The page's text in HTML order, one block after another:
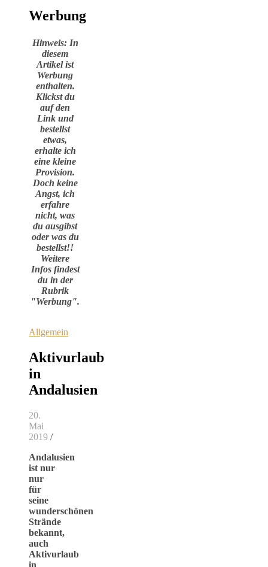
Werbung
Hinweis: In
diesem
Artikel ist
Werbung
enthalten.
Klickst du
auf den
Link und
bestellst
etwas,
erhalte ich
eine kleine
Provision.
Doch keine
Angst, ich
erfahre
nicht, was
du ausgibst
oder was du
bestellst!!
Weitere
Infos findest
du in der
Rubrik
"Werbung".
Allgemein
Aktivurlaub
in
Andalusien
20.
Mai
2019 /
Andalusien
ist nur
nur
für
seine
wunderschönen
Strände
bekannt,
auch
Aktivurlaub
in